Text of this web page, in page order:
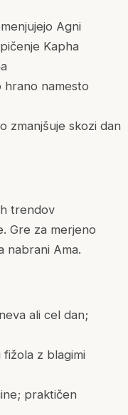
Agni
Kapha
namesto
zmanjšuje skozi dan
trendov
Gre za merjeno
nabrani Ama.
ali cel dan;
z blagimi
praktičen